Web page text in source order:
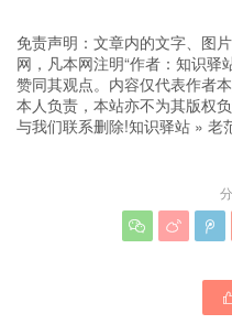
免责声明：文章内的文字、图
网，凡本网注明“作者：知识驿
赞同其观点。内容仅代表作者
本人负责，本站亦不为其版权
与我们联系删除!知识驿站 » 老
  